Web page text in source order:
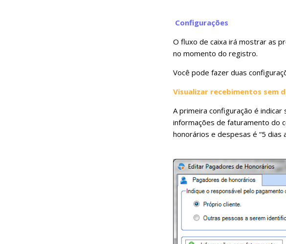
Configurações
O fluxo de caixa irá mostrar as
no momento do registro.
Você pode fazer duas
Visualizar recebimentos sem
A primeira configuração é
informações de faturamento do
honorários e despesas é “5